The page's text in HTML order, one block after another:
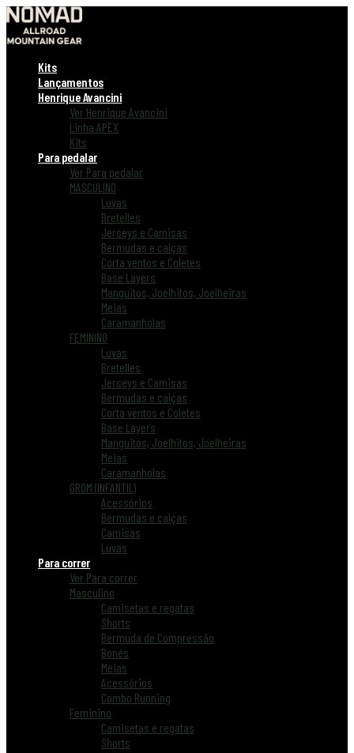
Kits
Lançamentos
Henrique Avancini
Ver Henrique Avancini
Linha APEX
Kits
Para pedalar
Ver Para pedalar
MASCULINO
Luvas
Bretelles
Jerseys e Camisas
Bermudas e calças
Corta ventos e Coletes
Base Layers
Manguitos, Joelhitos, Joelheiras
Meias
Caramanholas
FEMININO
Luvas
Bretelles
Jerseys e Camisas
Bermudas e calças
Corta ventos e Coletes
Base Layers
Manguitos, Joelhitos, Joelheiras
Meias
Caramanholas
GROM (INFANTIL)
Acessórios
Bermudas e calças
Camisas
Luvas
Para correr
Ver Para correr
Masculino
Camisetas e regatas
Shorts
Bermuda de Compressão
Bonés
Meias
Acessórios
Combo Running
Feminino
Camisetas e regatas
Shorts